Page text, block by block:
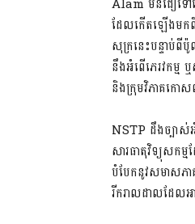
Alam មិនជឿទៅល
ដែលកើតឡើងមក
សុក្រនេះបន្ទាប់ពី
នឹងអំពើភេរវកម្ម
និង​ក្រុម​វិភាគកោ
NSTP ដឹងច្បាស់អំ
សារធាតុវិទ្យុសកម្
បំបែកនូវសមាសភ
រីករាលដាលដែល